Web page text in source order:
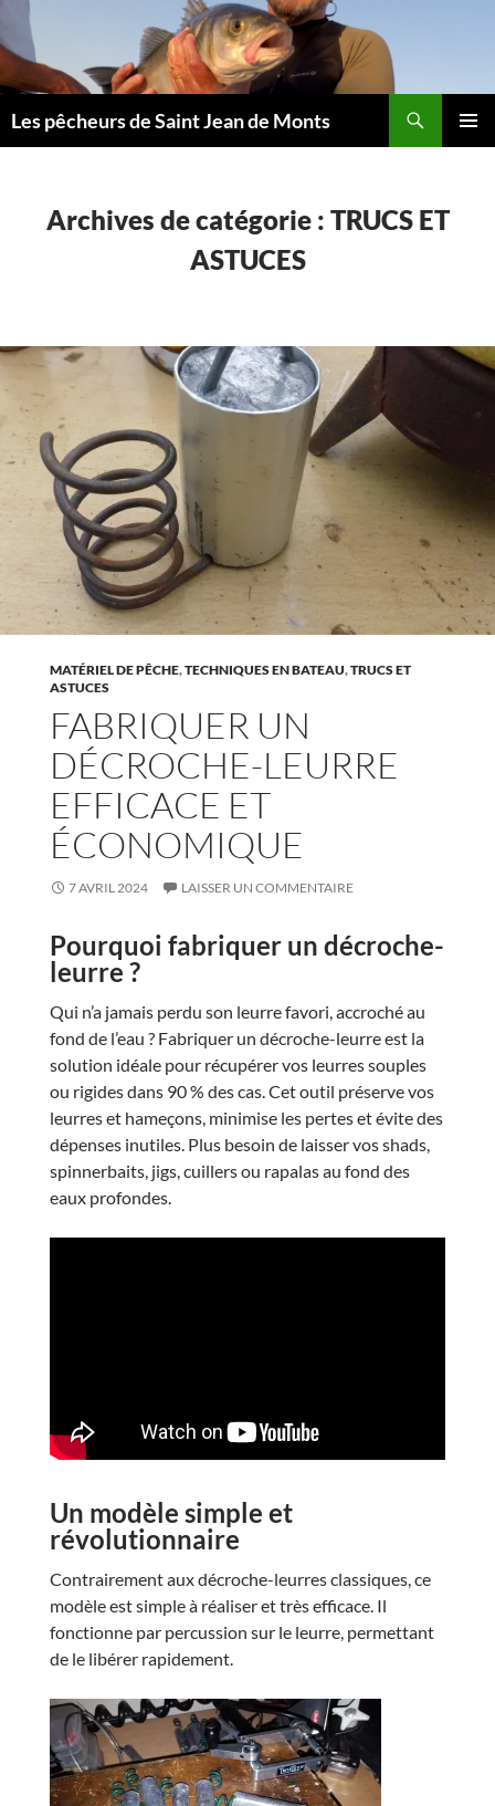
au
contenu
Les pêcheurs de Saint Jean de Monts
Archives de catégorie : TRUCS ET
ASTUCES
MATÉRIEL DE PÊCHE,TECHNIQUES EN BATEAU,TRUCS ET
ASTUCES
FABRIQUER UN
DÉCROCHE-LEURRE
EFFICACE ET
ÉCONOMIQUE
7 AVRIL 2024 LAISSER UN COMMENTAIRE
Pourquoi fabriquer un décroche-
leurre ?
Qui n’a jamais perdu son leurre favori, accroché au
fond de l’eau ? Fabriquer un décroche-leurre est la
solution idéale pour récupérer vos leurres souples
ou rigides dans 90 % des cas. Cet outil préserve vos
leurres et hameçons, minimise les pertes et évite des
dépenses inutiles. Plus besoin de laisser vos shads,
spinnerbaits, jigs, cuillers ou rapalas au fond des
eaux profondes.
Un modèle simple et
révolutionnaire
Contrairement aux décroche-leurres classiques, ce
modèle est simple à réaliser et très efficace. Il
fonctionne par percussion sur le leurre, permettant
de le libérer rapidement.